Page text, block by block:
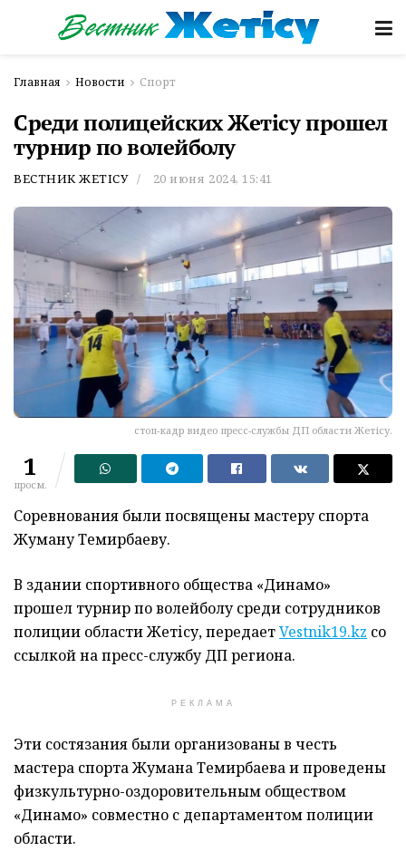
Главная Новости Спорт
Среди полицейских Жетісу прошел
турнир по волейболу
ВЕСТНИК ЖЕТІСУ 20 июня 2024, 15:41
стоп-кадр видео пресс-службы ДП области Жетісу.
1
просм.
Соревнования были посвящены мастеру спорта
Жуману Темирбаеву.
В здании спортивного общества «Динамо»
прошел турнир по волейболу среди сотрудников
полиции области Жетісу, передаетVestnik19.kz со
ссылкой на пресс-службу ДП региона.
РЕКЛАМА
Эти состязания были организованы в честь
мастера спорта Жумана Темирбаева и проведены
физкультурно-оздоровительным обществом
«Динамо» совместно с департаментом полиции
области.